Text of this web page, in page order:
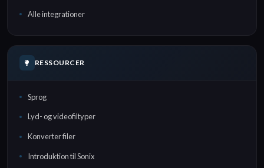
Alle integrationer
RESSOURCER
Sprog
Lyd- og videofiltyper
Konverter filer
Introduktion til Sonix